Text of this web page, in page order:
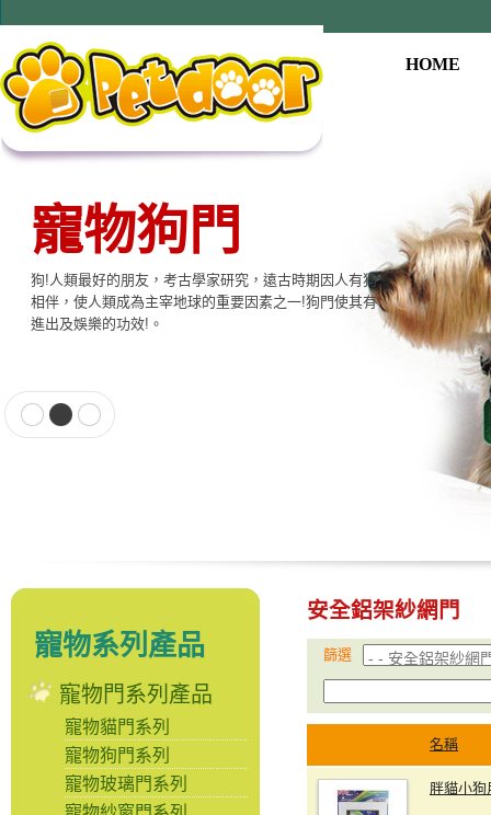
HOME
寵物狗門
狗!人類最好的朋友，考古學家研究，遠古時期因人有狗
相伴，使人類成為主宰地球的重要因素之一!狗門使其有
進出及娛樂的功效!。
寵物系列產品
寵物門系列產品
寵物貓門系列
寵物狗門系列
寵物玻璃門系列
安全鋁架紗網門
篩選
名稱
胖貓小狗